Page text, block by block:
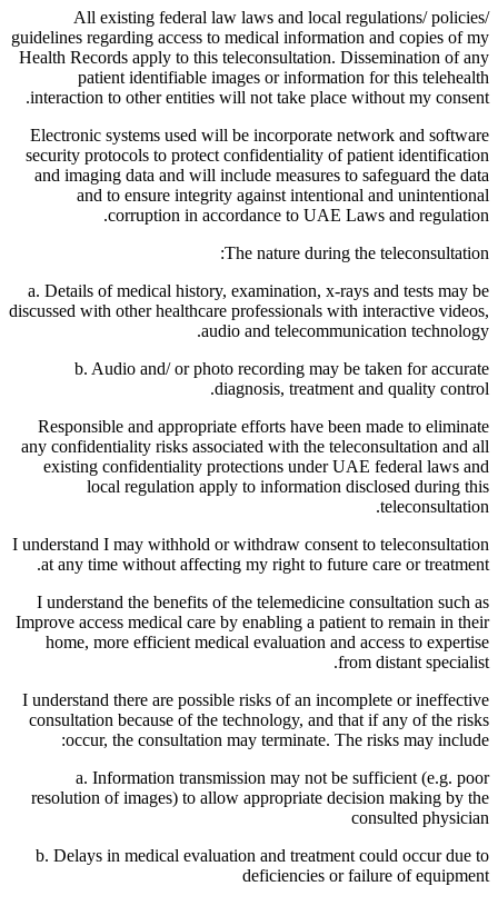
All existing federal law laws and local regulations/ policies/
guidelines regarding access to medical information and copies of my
Health Records apply to this teleconsultation. Dissemination of any
patient identifiable images or information for this telehealth
interaction to other entities will not take place without my consent.
Electronic systems used will be incorporate network and software
security protocols to protect confidentiality of patient identification
and imaging data and will include measures to safeguard the data
and to ensure integrity against intentional and unintentional
corruption in accordance to UAE Laws and regulation.
The nature during the teleconsultation:
a. Details of medical history, examination, x-rays and tests may be
discussed with other healthcare professionals with interactive videos,
audio and telecommunication technology.
b. Audio and/ or photo recording may be taken for accurate
diagnosis, treatment and quality control.
Responsible and appropriate efforts have been made to eliminate
any confidentiality risks associated with the teleconsultation and all
existing confidentiality protections under UAE federal laws and
local regulation apply to information disclosed during this
teleconsultation.
I understand I may withhold or withdraw consent to teleconsultation
at any time without affecting my right to future care or treatment.
I understand the benefits of the telemedicine consultation such as
Improve access medical care by enabling a patient to remain in their
home, more efficient medical evaluation and access to expertise
from distant specialist.
I understand there are possible risks of an incomplete or ineffective
consultation because of the technology, and that if any of the risks
occur, the consultation may terminate. The risks may include:
a. Information transmission may not be sufficient (e.g. poor
resolution of images) to allow appropriate decision making by the
consulted physician
b. Delays in medical evaluation and treatment could occur due to
deficiencies or failure of equipment